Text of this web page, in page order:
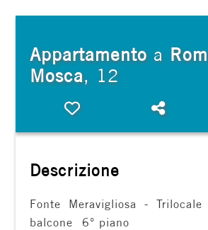
Appartamentoa
Mosca, 12
Preferiti: Cod.
Descrizione
Fonte Meravigliosa -
balcone  6° piano
Tipologia